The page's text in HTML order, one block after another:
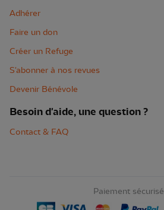
Adhérer
Faire un don
Créer un Refuge
S'abonner à nos revues
Devenir Bénévole
Besoin d'aide, une question ?
Contact & FAQ
Paiement sécurisé